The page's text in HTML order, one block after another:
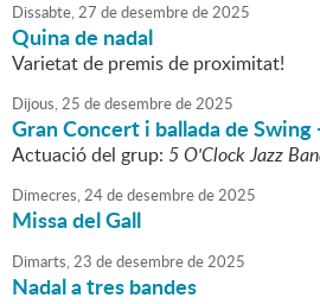
Dissabte,27 dedesembrede2025
Quina de nadal
Varietat de premis de proximitat!
Dijous,25 dedesembrede2025
Gran Concert i ballada de Swing
Actuació del grup: 5 O'Clock Jazz
Dimecres,24dedesembrede2025
Missa del Gall
Dimarts,23 dedesembrede2025
Nadal a tres bandes